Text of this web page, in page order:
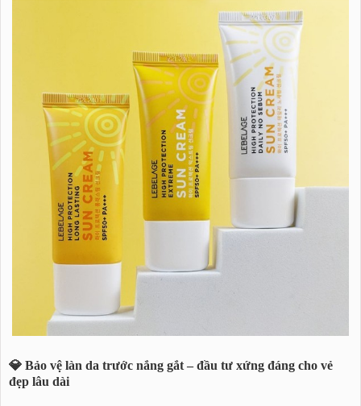
💎 Bảo vệ làn da trước nắng gắt – đầu tư xứng đáng cho vẻ
đẹp lâu dài